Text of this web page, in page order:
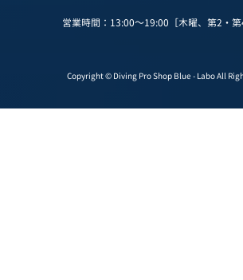
営業時間：13:00～19:00［木曜、第2・第
Copyright © Diving Pro Shop Blue - Labo All